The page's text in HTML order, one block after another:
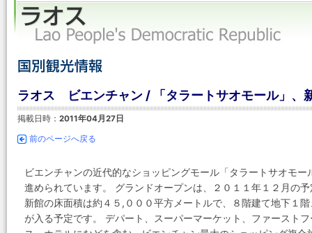
ラオス ビエンチャン / 「タラートサオモール」、
掲載日時： 2011年04月27日
前のページへ戻る
ビエンチャンの近代的なショッピングモール「タラートサオモ
進められています。 グランドオープンは、２０１１年１２月の
新館の床面積は約４５,０００平方メートルで、８階建て地下１
が入る予定です。 デパート、スーパーマーケット、ファースト